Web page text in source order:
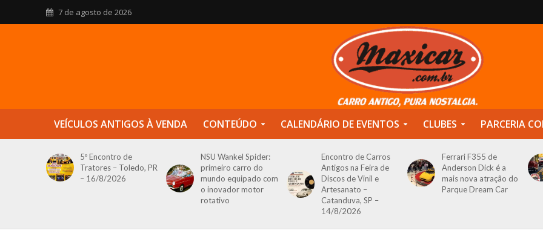
7 de agosto de 2026
VEÍCULOS ANTIGOS À VENDA CONTEÚDO CALENDÁRIO DE EVENTOS CLUBES PARCERIA
5º Encontro de
Tratores – Toledo, PR
– 16/8/2026
NSU Wankel Spider:
primeiro carro do
mundo equipado com
o inovador motor
rotativo
Encontro de Carros
Antigos na Feira de
Discos de Vinil e
Artesanato –
Catanduva, SP –
14/8/2026
Ferrari F355 de
Anderson Dick é a
mais nova atração do
Parque Dream Car